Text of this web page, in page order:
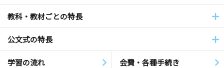
教科・教材ごとの特長
公文式の特長
学習の流れ 会費・各種手続き